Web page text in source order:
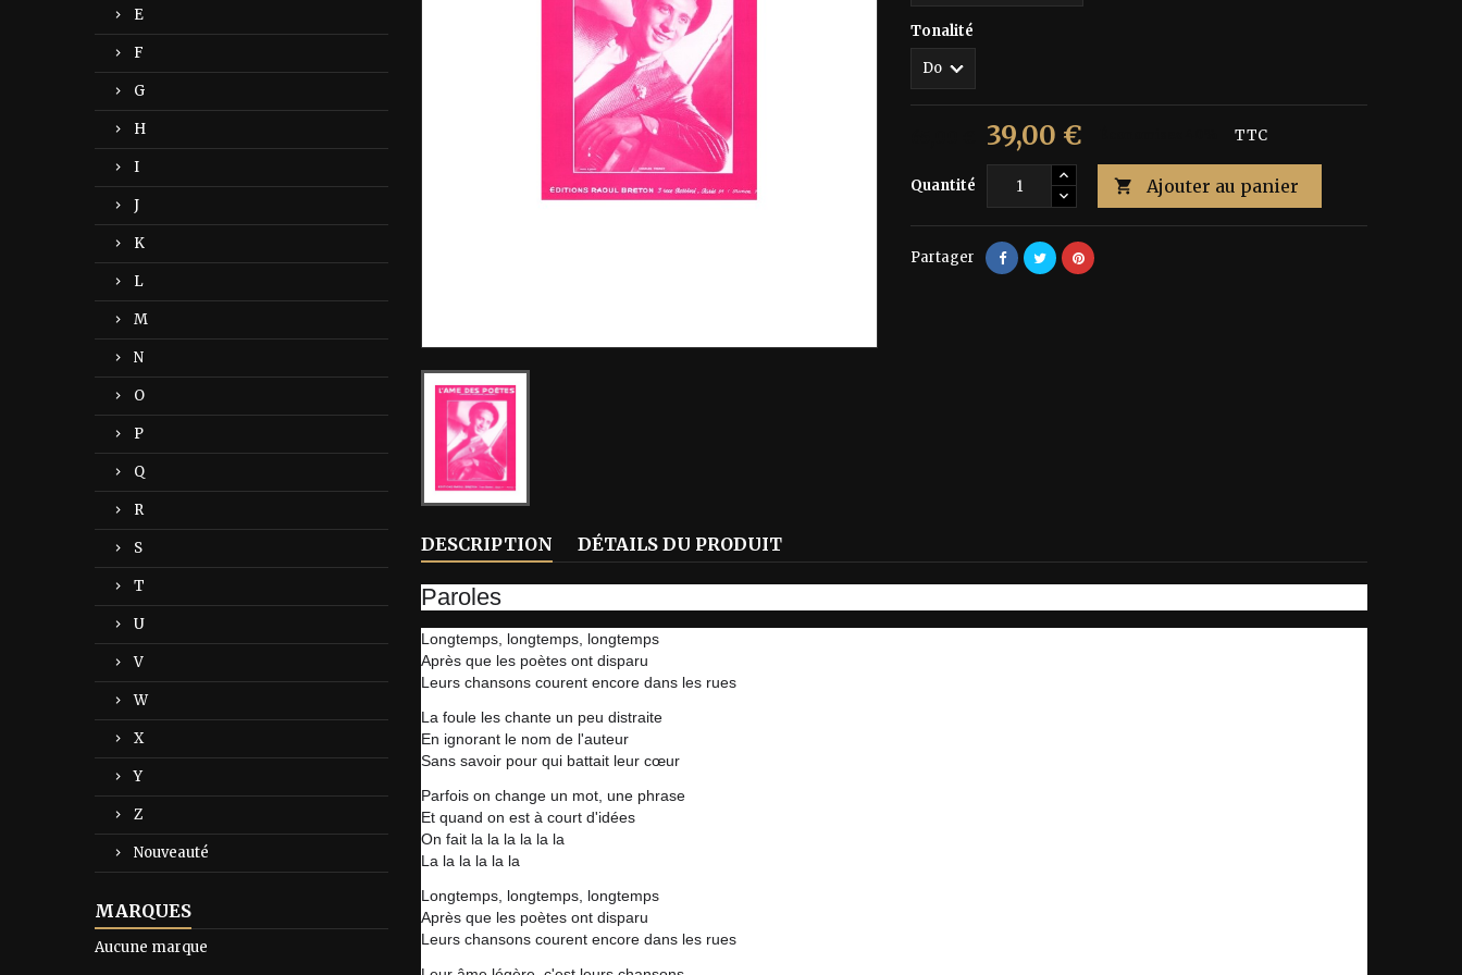
E
F
G
H
I
J
K
L
M
N
O
P
Q
R
S
T
U
V
W
X
Y
Z
Nouveauté
MARQUES
Aucune marque
Tonalité
39,00 € TTC
Quantité  Ajouter au panier
Partager
DESCRIPTION DÉTAILS DU PRODUIT
Paroles
Longtemps, longtemps, longtemps
Après que les poètes ont disparu
Leurs chansons courent encore dans les rues
La foule les chante un peu distraite
En ignorant le nom de l'auteur
Sans savoir pour qui battait leur cœur
Parfois on change un mot, une phrase
Et quand on est à court d'idées
On fait la la la la la la
La la la la la la
Longtemps, longtemps, longtemps
Après que les poètes ont disparu
Leurs chansons courent encore dans les rues